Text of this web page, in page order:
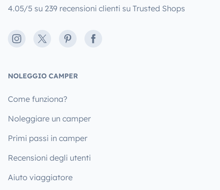
4.05/5 su 239 recensioni clienti su Trusted Shops
Instagram
X PinterestFacebook
NOLEGGIO CAMPER
Come funziona?
Noleggiare un camper
Primi passi in camper
Recensioni degli utenti
Aiuto viaggiatore